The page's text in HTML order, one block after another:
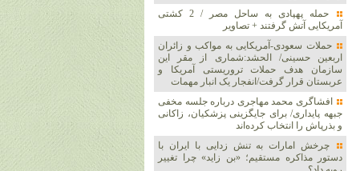
حمله پهپادی به ساحل مصر / 2 کشتی
آمریکایی آتش گرفتند + تصاویر
حملات سعودی-آمریکایی به مواکب و زائران
اربعین حسینی/ الحشد:شماری از مقر این
سازمان هدف حملات تروریستی آمریکا و
عربستان قرار گرفت/انفجار یک انبار مهمات
افشاگری محمد مهاجری درباره جلسه مخفی
جبهه پایداری/ برای جایگزینی پزشکیان، زاکانی
و بذرپاش را انتخاب کرده‌اند
چرخش امارات به تنش زدایی با ایران با
دستور مذاکره مستقیم؛ «بن زاید» چرا تغییر